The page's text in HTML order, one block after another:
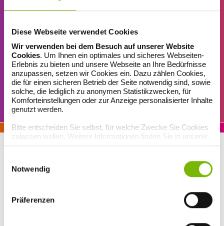
Diese Webseite verwendet Cookies
Wir verwenden bei dem Besuch auf unserer Website
Cookies. Um Ihnen ein optimales und sicheres Webseiten-
Erlebnis zu bieten und unsere Webseite an Ihre Bedürfnisse
anzupassen, setzen wir Cookies ein. Dazu zählen Cookies,
die für einen sicheren Betrieb der Seite notwendig sind, sowie
solche, die lediglich zu anonymen Statistikzwecken, für
Komforteinstellungen oder zur Anzeige personalisierter Inhalte
genutzt werden.
Bitte entscheiden Sie selbst, für welche Zwecke Sie Cookies
zulassen wollen. Weitere Informationen finden Sie in unserer
Datenschutzerklärung.
Notwendig
Präferenzen
REISE VORSORGE ONLINE-TRAINING
SERVICE
Serviceangebote der BKK GILDEMEISTER